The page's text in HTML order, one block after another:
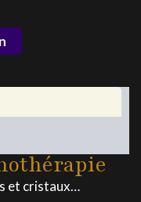
et cristaux…